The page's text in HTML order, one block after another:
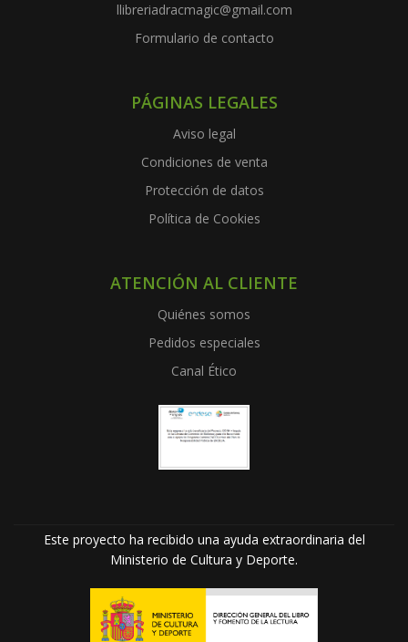
llibreriadracmagic@gmail.com
Formulario de contacto
PÁGINAS LEGALES
Aviso legal
Condiciones de venta
Protección de datos
Política de Cookies
ATENCIÓN AL CLIENTE
Quiénes somos
Pedidos especiales
Canal Ético
Este proyecto ha recibido una ayuda extraordinaria del
Ministerio de Cultura y Deporte.